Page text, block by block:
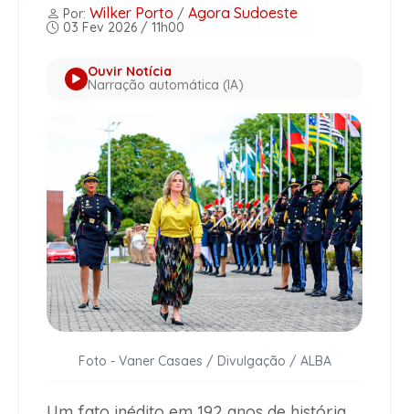
Por: Wilker Porto / Agora Sudoeste
03 Fev 2026 / 11h00
Ouvir Notícia
Narração automática (IA)
Foto - Vaner Casaes / Divulgação / ALBA